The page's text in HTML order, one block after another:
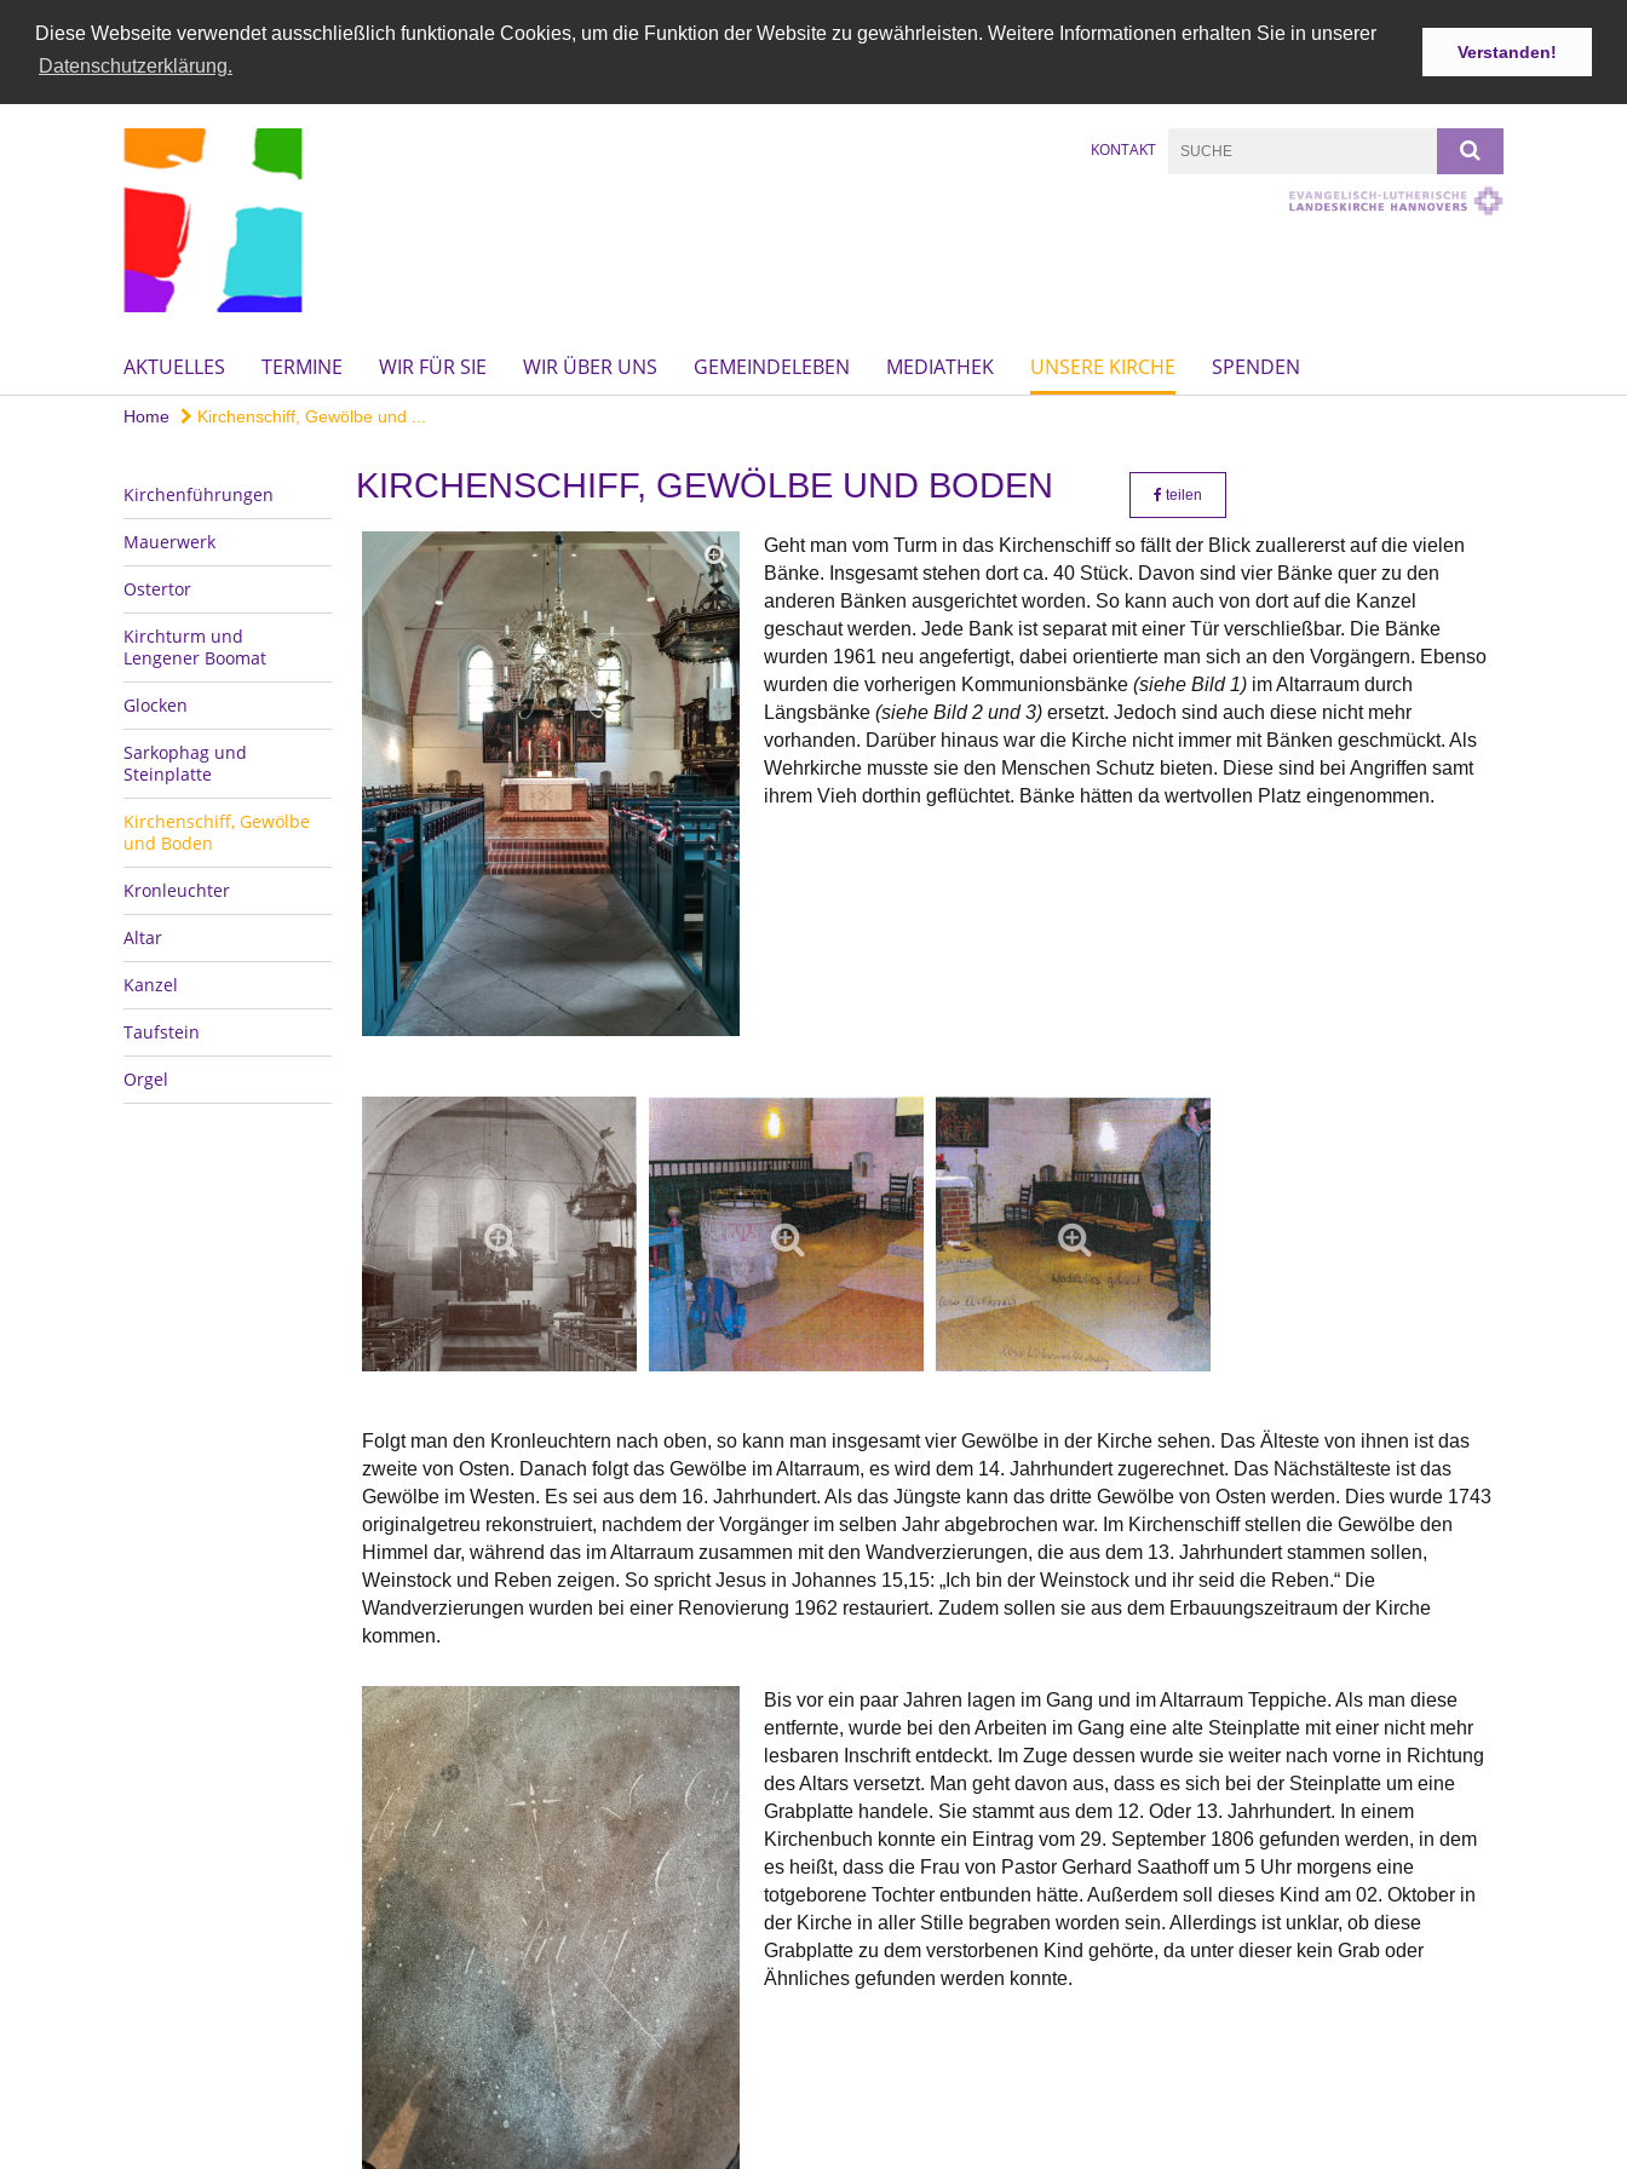
Diese Webseite verwendet ausschließlich funktionale Cookies, um die Funktion der Website zu gewährleisten. Weitere Informationen erhalten Sie in unserer
Datenschutzerklärung.
Verstanden!
KONTAKT
AKTUELLES TERMINE WIR FÜR SIE WIR ÜBER UNS GEMEINDELEBEN MEDIATHEK UNSERE KIRCHE SPENDEN
Home Kirchenschiff, Gewölbe und ...
Kirchenführungen
Mauerwerk
Ostertor
Kirchturm und
Lengener Boomat
Glocken
Sarkophag und
Steinplatte
Kirchenschiff, Gewölbe
und Boden
Kronleuchter
Altar
Kanzel
Taufstein
Orgel
KIRCHENSCHIFF, GEWÖLBE UND BODEN teilen
Geht man vom Turm in das Kirchenschiff so fällt der Blick zuallererst auf die vielen
Bänke. Insgesamt stehen dort ca. 40 Stück. Davon sind vier Bänke quer zu den
anderen Bänken ausgerichtet worden. So kann auch von dort auf die Kanzel
geschaut werden. Jede Bank ist separat mit einer Tür verschließbar. Die Bänke
wurden 1961 neu angefertigt, dabei orientierte man sich an den Vorgängern. Ebenso
wurden die vorherigen Kommunionsbänke (siehe Bild 1) im Altarraum durch
Längsbänke(siehe Bild 2 und 3) ersetzt. Jedoch sind auch diese nicht mehr
vorhanden. Darüber hinaus war die Kirche nicht immer mit Bänken geschmückt. Als
Wehrkirche musste sie den Menschen Schutz bieten. Diese sind bei Angriffen samt
ihrem Vieh dorthin geflüchtet. Bänke hätten da wertvollen Platz eingenommen.
Folgt man den Kronleuchtern nach oben, so kann man insgesamt vier Gewölbe in der Kirche sehen. Das Älteste von ihnen ist das
zweite von Osten. Danach folgt das Gewölbe im Altarraum, es wird dem 14. Jahrhundert zugerechnet. Das Nächstälteste ist das
Gewölbe im Westen. Es sei aus dem 16. Jahrhundert. Als das Jüngste kann das dritte Gewölbe von Osten werden. Dies wurde 1743
originalgetreu rekonstruiert, nachdem der Vorgänger im selben Jahr abgebrochen war. Im Kirchenschiff stellen die Gewölbe den
Himmel dar, während das im Altarraum zusammen mit den Wandverzierungen, die aus dem 13. Jahrhundert stammen sollen,
Weinstock und Reben zeigen. So spricht Jesus in Johannes 15,15: „Ich bin der Weinstock und ihr seid die Reben.“ Die
Wandverzierungen wurden bei einer Renovierung 1962 restauriert. Zudem sollen sie aus dem Erbauungszeitraum der Kirche
kommen.
Bis vor ein paar Jahren lagen im Gang und im Altarraum Teppiche. Als man diese
entfernte, wurde bei den Arbeiten im Gang eine alte Steinplatte mit einer nicht mehr
lesbaren Inschrift entdeckt. Im Zuge dessen wurde sie weiter nach vorne in Richtung
des Altars versetzt. Man geht davon aus, dass es sich bei der Steinplatte um eine
Grabplatte handele. Sie stammt aus dem 12. Oder 13. Jahrhundert. In einem
Kirchenbuch konnte ein Eintrag vom 29. September 1806 gefunden werden, in dem
es heißt, dass die Frau von Pastor Gerhard Saathoff um 5 Uhr morgens eine
totgeborene Tochter entbunden hätte. Außerdem soll dieses Kind am 02. Oktober in
der Kirche in aller Stille begraben worden sein. Allerdings ist unklar, ob diese
Grabplatte zu dem verstorbenen Kind gehörte, da unter dieser kein Grab oder
Ähnliches gefunden werden konnte.